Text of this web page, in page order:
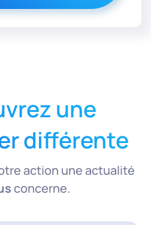
une
différente
action une actualité
concerne.